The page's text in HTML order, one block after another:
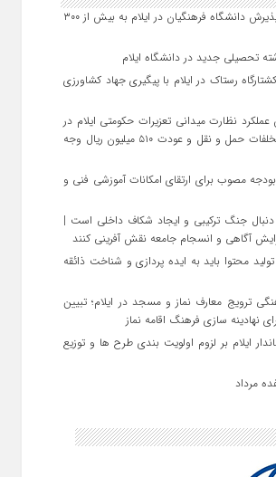
افزایش ظرفیت پذیرش دانشگاه فرهنگیان در ایلام به بیش از ۳۰۰
تحصیلی جدید در دانشگاه ايلام
رستاک در ایلام با پیگیری جهاد کشاورزی
عملکرد نظارت میدانی تعزیرات حکومتی ایلام در
اربعین | برخورد با تخلفات حمل‌ و نقل و عودت ۵۱۰ میلیون ریال وجه
بودجه مصوب برای ارتقای امکانات آموزشی فنی‌ و
جنگ ترکیبی و ایجاد شکاف داخلی است |
آگاهی و انسجام جامعه نقش‌ آفرینی کنند
تولید محتوا باید به ایده‌ پردازی و شناخت ذائقه
ترویج معارف نماز و مسجد در ایلام؛ تبیین
نهادینه‌ سازی فرهنگ اقامه نماز
ایلام بر لزوم اولویت‌ بندی طرح‌ ها و توزیع
مرداد